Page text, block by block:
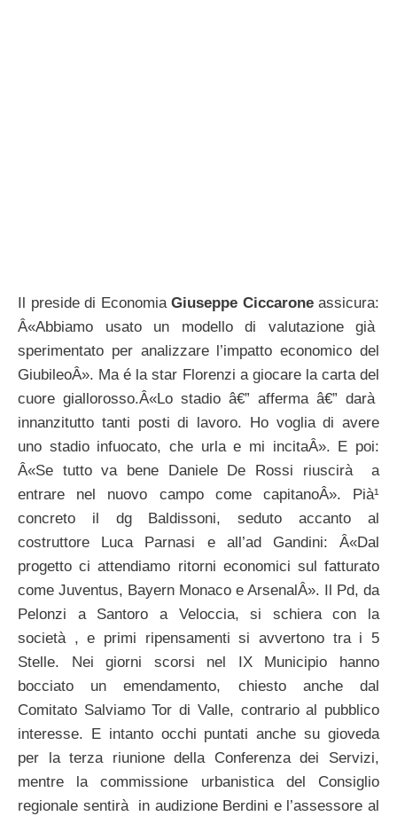
Il preside di Economia Giuseppe Ciccaroneassicura:
Â«Abbiamo usato un modello di valutazione già
sperimentato per analizzare l’impatto economico del
GiubileoÂ». Ma é la star Florenzi a giocare la carta del
cuore giallorosso.Â«Lo stadio â€” afferma â€” darà
innanzitutto tanti posti di lavoro. Ho voglia di avere
uno stadio infuocato, che urla e mi incitaÂ». E poi:
Â«Se tutto va bene Daniele De Rossi riuscirà a
entrare nel nuovo campo come capitanoÂ». Pià¹
concreto il dg Baldissoni, seduto accanto al
costruttore Luca Parnasi e all’ad Gandini: Â«Dal
progetto ci attendiamo ritorni economici sul fatturato
come Juventus, Bayern Monaco e ArsenalÂ». Il Pd, da
Pelonzi a Santoro a Veloccia, si schiera con la
società , e primi ripensamenti si avvertono tra i 5
Stelle. Nei giorni scorsi nel IX Municipio hanno
bocciato un emendamento, chiesto anche dal
Comitato Salviamo Tor di Valle, contrario al pubblico
interesse. E intanto occhi puntati anche su gioveda
per la terza riunione della Conferenza dei Servizi,
mentre la commissione urbanistica del Consiglio
regionale sentirà in audizione Berdini e l’assessore al